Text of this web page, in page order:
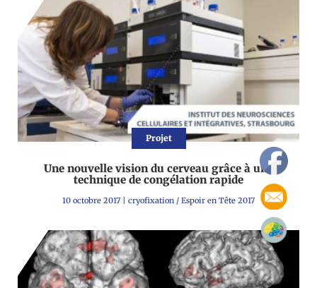
Projet
Une nouvelle vision du cerveau grâce à une
technique de congélation rapide
10 octobre 2017 | cryofixation / Espoir en Tête 2017